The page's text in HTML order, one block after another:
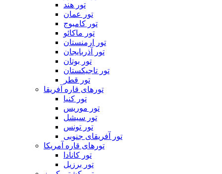
تور هند
تور عمان
تور کامبوج
تور ماکائو
تور ارمنستان
تور آذربایجان
تور بوتان
تور تاجیکستان
تور قطر
تورهای قاره آفریقا
تور کنیا
تور موریس
تور سیشل
تور تونس
تور آفریقای جنوبی
تورهای قاره آمریکا
تور کانادا
تور برزیل